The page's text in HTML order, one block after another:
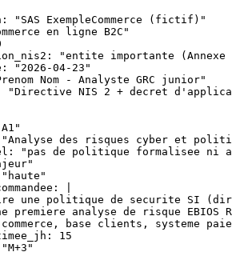
:
"SAS ExempleCommerce (fictif)"
en ligne B2C"
:
"entite importante
:
"2026-04-23"
Nom - Analyste GRC junior"
"Directive NIS 2 + decret
"Analyse des risques cyber et
:
"pas de politique formalisee ni
"haute"
:
une politique de securite SI
premiere analyse de risque EBIOS
base clients, systeme
: 15
"M+3"